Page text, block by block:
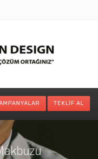
TEKLIF AL